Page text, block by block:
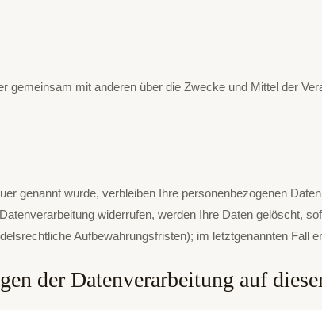
gemeinsam mit anderen über die Zwecke und Mittel der
genannt wurde, verbleiben Ihre personenbezogenen
widerrufen, werden Ihre Daten gelöscht,
Aufbewahrungsfristen); im letztgenannten Fall
der Datenverarbeitung auf